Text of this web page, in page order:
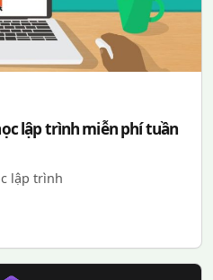
lập trình miễn phí tuần
lập trình